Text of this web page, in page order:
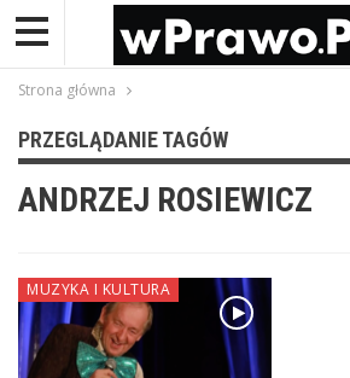
Strona główna
PRZEGLĄDANIE TAGÓW
ANDRZEJ ROSIEWICZ
MUZYKA I KULTURA